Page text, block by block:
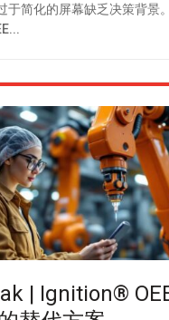
于简化的屏幕缺乏决策背景
| Ignition®